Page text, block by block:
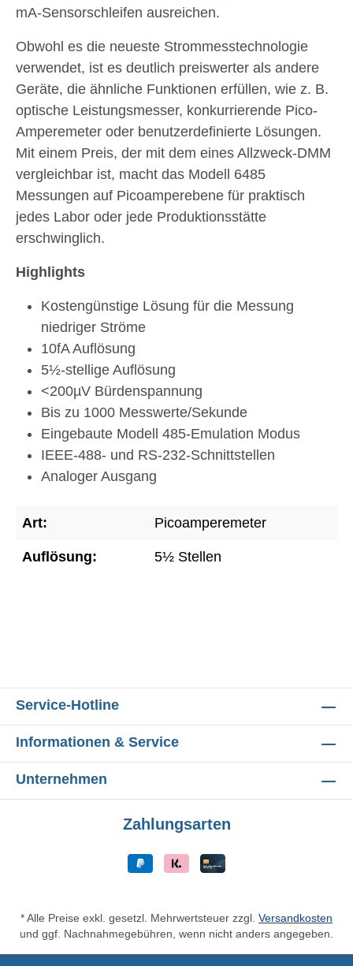
mA-Sensorschleifen ausreichen.
Obwohl es die neueste Strommesstechnologie
verwendet, ist es deutlich preiswerter als andere
Geräte, die ähnliche Funktionen erfüllen, wie z. B.
optische Leistungsmesser, konkurrierende Pico-
Amperemeter oder benutzerdefinierte Lösungen.
Mit einem Preis, der mit dem eines Allzweck-DMM
vergleichbar ist, macht das Modell 6485
Messungen auf Picoamperebene für praktisch
jedes Labor oder jede Produktionsstätte
erschwinglich.
Highlights
Kostengünstige Lösung für die Messung
niedriger Ströme
10fA Auflösung
5½-stellige Auflösung
<200µV Bürdenspannung
Bis zu 1000 Messwerte/Sekunde
Eingebaute Modell 485-Emulation Modus
IEEE-488- und RS-232-Schnittstellen
Analoger Ausgang
Art: Picoamperemeter
Auflösung: 5½ Stellen
Service-Hotline
Informationen & Service
Unternehmen
Zahlungsarten
* Alle Preise exkl. gesetzl. Mehrwertsteuer zzgl. Versandkosten
und ggf. Nachnahmegebühren, wenn nicht anders angegeben.